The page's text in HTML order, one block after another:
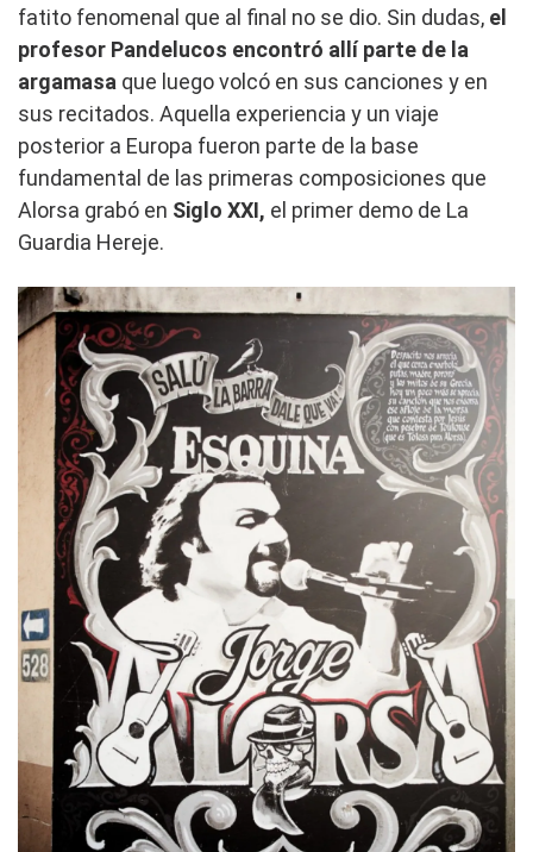
fatito fenomenal que al final no se dio. Sin dudas, el
profesor Pandelucos encontró allí parte de la
argamasa que luego volcó en sus canciones y en
sus recitados. Aquella experiencia y un viaje
posterior a Europa fueron parte de la base
fundamental de las primeras composiciones que
Alorsa grabó en Siglo XXI, el primer demo de La
Guardia Hereje.